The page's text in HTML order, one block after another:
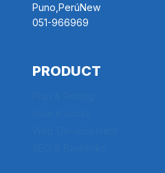
Puno,PerúNew
051-966969
PRODUCT